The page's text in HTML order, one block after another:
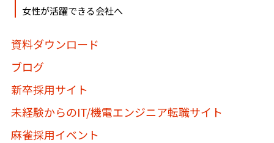
女性が活躍できる会社へ
資料ダウンロード
ブログ
新卒採用サイト
未経験からのIT/機電エンジニア転職サイト
麻雀採用イベント